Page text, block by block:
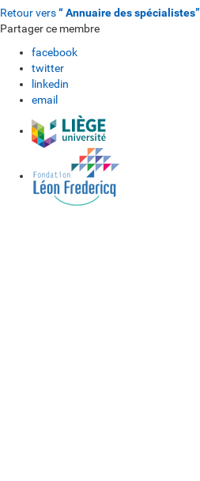
Retour vers“ Annuaire des spécialistes”
Partager ce membre
facebook
twitter
linkedin
email